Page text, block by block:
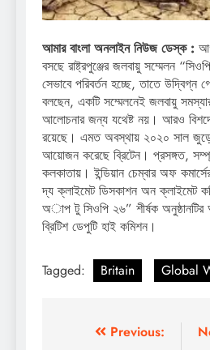
আমার বাংলা অনলাইন নিউজ ডেস্ক :
বসছে রাষ্ট্রপুঞ্জের জলবায়ু সম্মেলন
সেভাবে পরিবর্তন হচ্ছে, তাতে উদ্বিগ্ন
বলছেন, একটি সম্মেলনেই জলবায়ু
আলোচনার জন্য যথেষ্ট নয়। আরও
রয়েছে। এমত অবস্থায় ২০২০ সাল
আয়োজন করেছে ব্রিটেন। প্রসঙ্গত,
কলকাতায়। ইন্ডিয়ান চেম্বার অফ
দ্য ক্লাইমেট ডিসকাশন অন ক্লাইমেট
অাপ টু সিওপি ২৬” শীর্ষক
ব্রিটিশ ডেপুটি হাই কমিশন।
Tagged: Britain Global
Previous: